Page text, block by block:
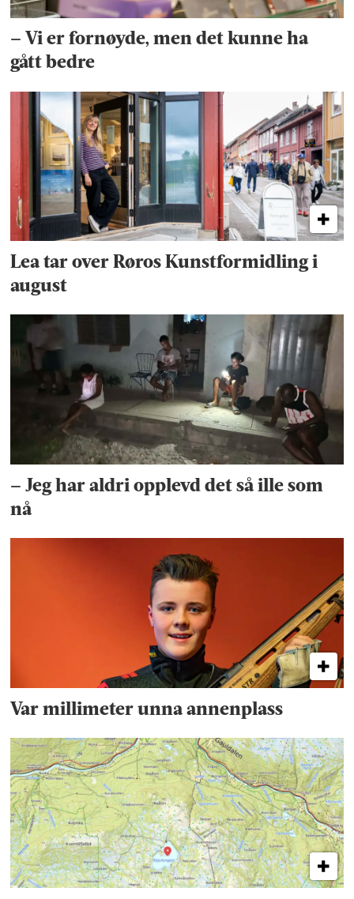
– Vi er fornøyde, men det kunne ha
gått bedre
Lea tar over Røros Kunstformidling i
august
– Jeg har aldri opplevd det så ille som
nå
Var millimeter unna annenplass